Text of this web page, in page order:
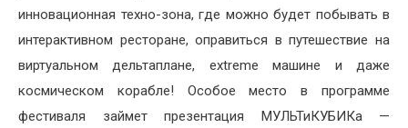
инновационная техно-зона, где можно будет побывать в
интерактивном ресторане, оправиться в путешествие на
виртуальном дельтаплане, extreme машине и даже
космическом корабле! Особое место в программе
фестиваля займет презентация МУЛЬТиКУБИКа —